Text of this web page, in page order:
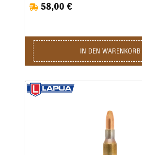
58,00 €
IN DEN WARENKORB